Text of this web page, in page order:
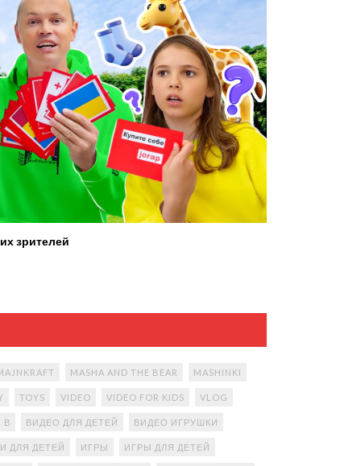
зрителей
MASHA AND THE BEAR MASHINKI
TOYS VIDEO VIDEO FOR KIDS VLOG
В ВИДЕО ДЛЯ ДЕТЕЙ ВИДЕО ИГРУШКИ
ДЛЯ ДЕТЕЙ ИГРЫ ИГРЫ ДЛЯ ДЕТЕЙ